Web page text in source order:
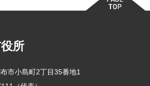
所
市小島町2丁目35番地1